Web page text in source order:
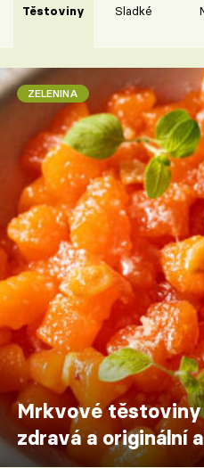
Těstoviny Sladké
ZELENINA
Mrkvové těstoviny
zdravá a originální